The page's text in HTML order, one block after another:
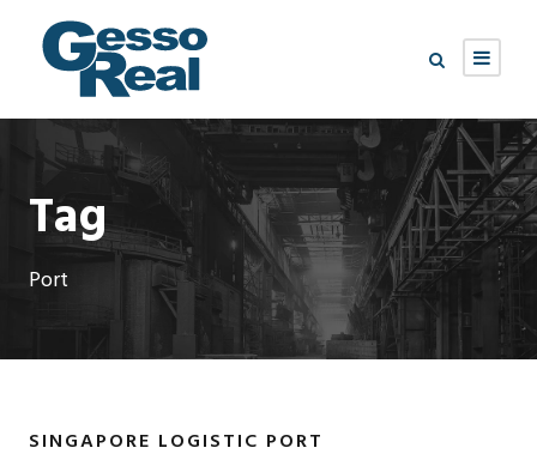
Tag
Port
SINGAPORE LOGISTIC PORT